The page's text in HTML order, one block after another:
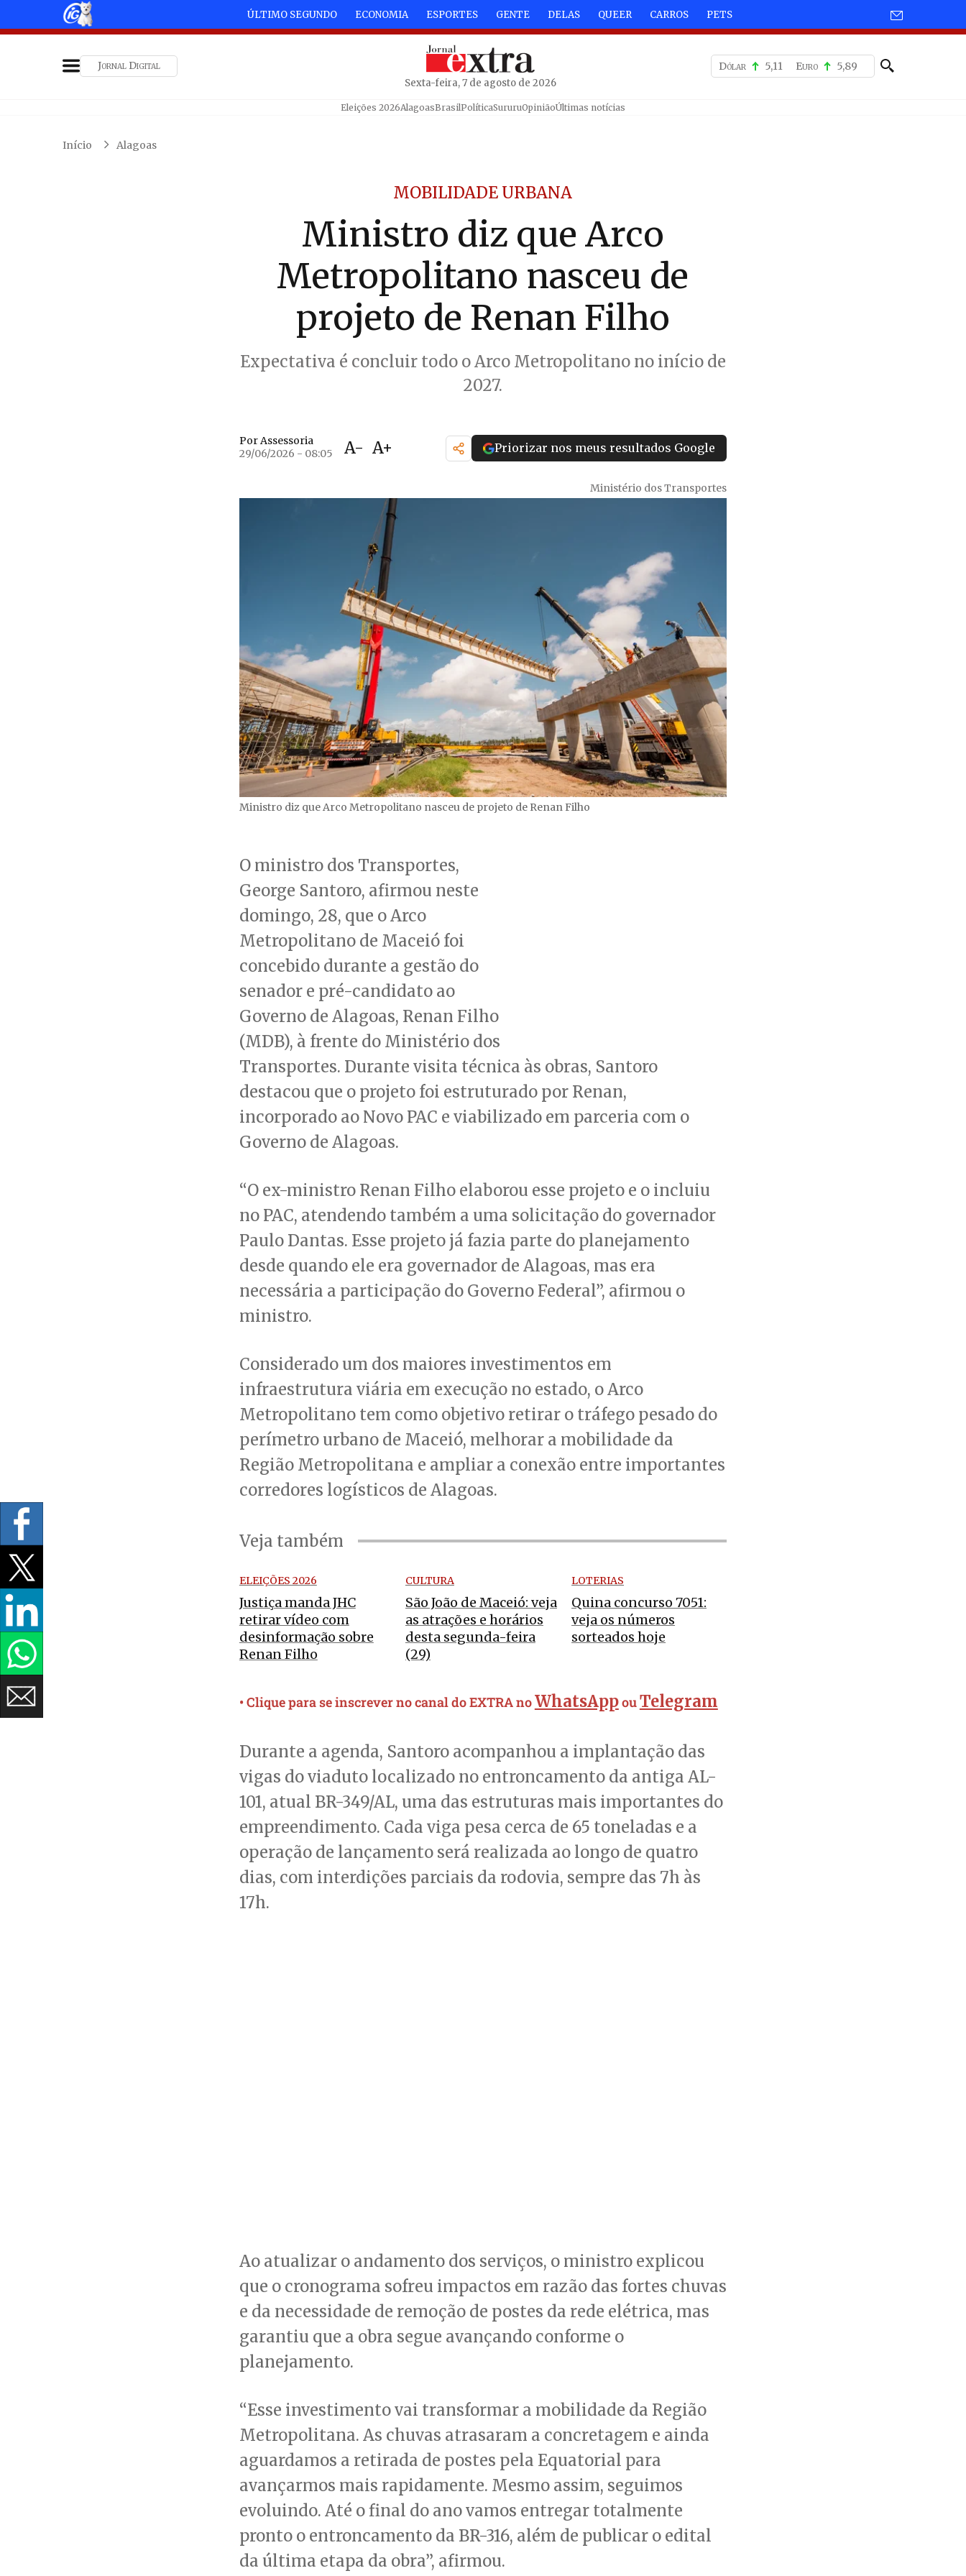
ÚLTIMO SEGUNDO ECONOMIA ESPORTES GENTE DELAS QUEER CARROS PETS
Jornal Digital
Sexta-feira, 7 de agosto de 2026
Dólar 5,11 Euro 5,89
Eleições 2026AlagoasBrasilPolíticaSururuOpiniãoÚltimas notícias
Início Alagoas
MOBILIDADE URBANA
Ministro diz que Arco
Metropolitano nasceu de
projeto de Renan Filho
Expectativa é concluir todo o Arco Metropolitano no início de
2027.
Por Assessoria
29/06/2026 - 08:05
A- A+ Priorizar nos meus resultados Google
Ministério dos Transportes
Ministro diz que Arco Metropolitano nasceu de projeto de Renan Filho
O ministro dos Transportes,
George Santoro, afirmou neste
domingo, 28, que o Arco
Metropolitano de Maceió foi
concebido durante a gestão do
senador e pré-candidato ao
Governo de Alagoas, Renan Filho
(MDB), à frente do Ministério dos
Transportes. Durante visita técnica às obras, Santoro
destacou que o projeto foi estruturado por Renan,
incorporado ao Novo PAC e viabilizado em parceria com o
Governo de Alagoas.
“O ex-ministro Renan Filho elaborou esse projeto e o incluiu
no PAC, atendendo também a uma solicitação do governador
Paulo Dantas. Esse projeto já fazia parte do planejamento
desde quando ele era governador de Alagoas, mas era
necessária a participação do Governo Federal”, afirmou o
ministro.
Considerado um dos maiores investimentos em
infraestrutura viária em execução no estado, o Arco
Metropolitano tem como objetivo retirar o tráfego pesado do
perímetro urbano de Maceió, melhorar a mobilidade da
Região Metropolitana e ampliar a conexão entre importantes
corredores logísticos de Alagoas.
Veja também
ELEIÇÕES 2026
Justiça manda JHC
retirar vídeo com
desinformação sobre
Renan Filho
CULTURA
São João de Maceió: veja
as atrações e horários
desta segunda-feira
(29)
LOTERIAS
Quina concurso 7051:
veja os números
sorteados hoje
• Clique para se inscrever no canal do EXTRA noWhatsAppouTelegram
Durante a agenda, Santoro acompanhou a implantação das
vigas do viaduto localizado no entroncamento da antiga AL-
101, atual BR-349/AL, uma das estruturas mais importantes do
empreendimento. Cada viga pesa cerca de 65 toneladas e a
operação de lançamento será realizada ao longo de quatro
dias, com interdições parciais da rodovia, sempre das 7h às
17h.
Ao atualizar o andamento dos serviços, o ministro explicou
que o cronograma sofreu impactos em razão das fortes chuvas
e da necessidade de remoção de postes da rede elétrica, mas
garantiu que a obra segue avançando conforme o
planejamento.
“Esse investimento vai transformar a mobilidade da Região
Metropolitana. As chuvas atrasaram a concretagem e ainda
aguardamos a retirada de postes pela Equatorial para
avançarmos mais rapidamente. Mesmo assim, seguimos
evoluindo. Até o final do ano vamos entregar totalmente
pronto o entroncamento da BR-316, além de publicar o edital
da última etapa da obra”, afirmou.